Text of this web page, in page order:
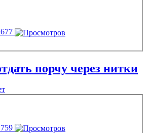
677
порчу через нитки
759